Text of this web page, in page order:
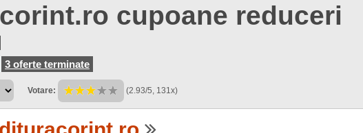
cupoane reduceri
3 oferte terminate
Votare: (2.93/5, 131x)